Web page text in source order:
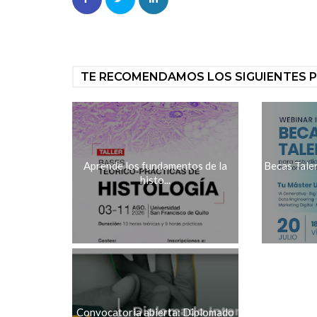
TE RECOMENDAMOS LOS SIGUIENTES
Aprende los fundamentos de la
histo...
Becas
Convocatoria abierta: Diplomado